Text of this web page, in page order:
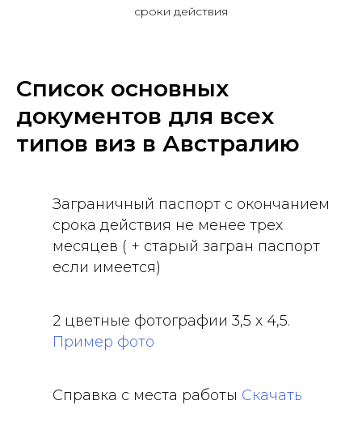
сроки действия
Список основных
документов для всех
типов виз в Австралию
Заграничный паспорт с окончанием
срока действия не менее трех
месяцев ( + старый загран паспорт
если имеется)
2 цветные фотографии 3,5 х 4,5.
Пример фото
Справка с места работы Скачать